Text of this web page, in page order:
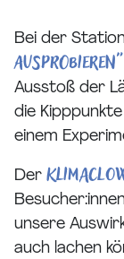
Bei der
ausprobieren"
Ausstoß der
die
einem
Der
unsere
auch lachen